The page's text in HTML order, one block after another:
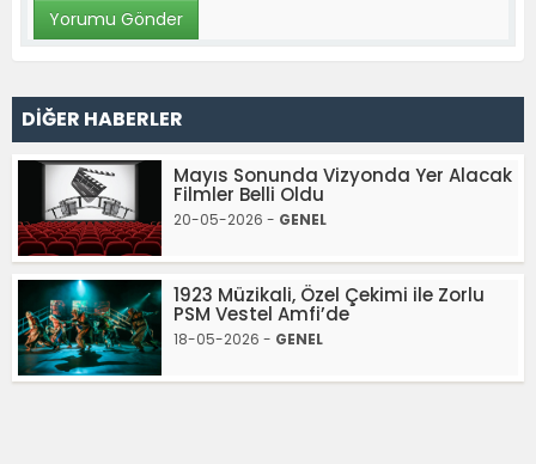
DİĞER HABERLER
Mayıs Sonunda Vizyonda Yer Alacak
Filmler Belli Oldu
20-05-2026 - GENEL
1923 Müzikali, Özel Çekimi ile Zorlu
PSM Vestel Amfi’de
18-05-2026 - GENEL